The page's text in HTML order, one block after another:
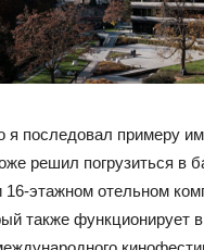
я последовал примеру
решил погрузиться в
16-этажном отельном
также функционирует